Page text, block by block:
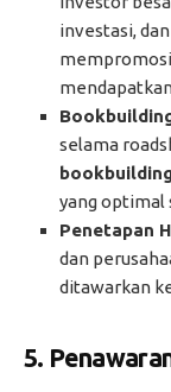
investasi,
selama
yang optimal
Penetapan
dan
ditawarkan
5.